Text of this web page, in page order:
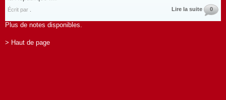
Écrit par Lire la suite 0
Plus de notes disponibles.
> Haut de page